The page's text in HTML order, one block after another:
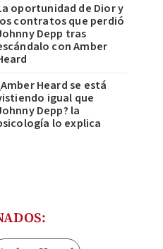
oportunidad de Dior y
contratos que perdió
Depp tras
con Amber
Heard se está
igual que
Depp? la
lo explica